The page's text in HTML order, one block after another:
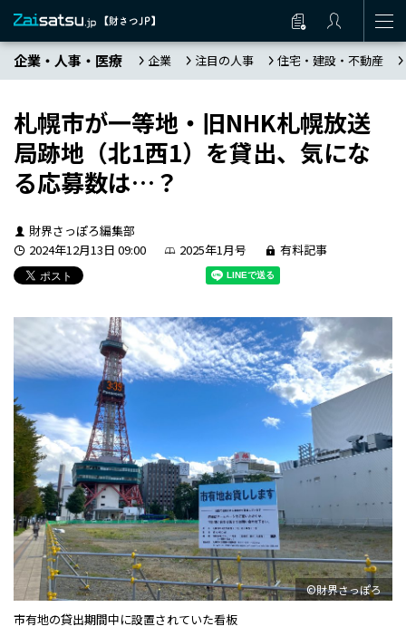
企業・人事・医療 企業 注目の人事 住宅・建設・不動産
札幌市が一等地・旧NHK札幌放送
局跡地（北1西1）を貸出、気にな
る応募数は…？
財界さっぽろ編集部
2024年12月13日 09:00
2025年1月号 有料記事
©財界さっぽろ
市有地の貸出期間中に設置されていた看板